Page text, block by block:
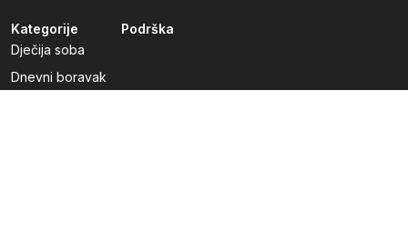
Kategorije
Dječija soba
Dnevni boravak
Podrška